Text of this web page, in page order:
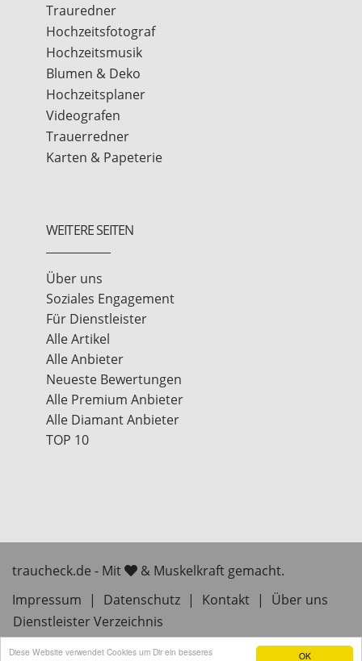
OK
Diese Website verwendet Cookies um Dir ein besseres
Trauredner
Hochzeitsfotograf
Hochzeitsmusik
Blumen & Deko
Hochzeitsplaner
Videografen
Trauerredner
Karten & Papeterie
WEITERE SEITEN
Über uns
Soziales Engagement
Für Dienstleister
Alle Artikel
Alle Anbieter
Neueste Bewertungen
Alle Premium Anbieter
Alle Diamant Anbieter
TOP 10
traucheck.de - Mit
& Muskelkraft gemacht.
Impressum
| Datenschutz | Kontakt |
Über uns
Dienstleister Verzeichnis